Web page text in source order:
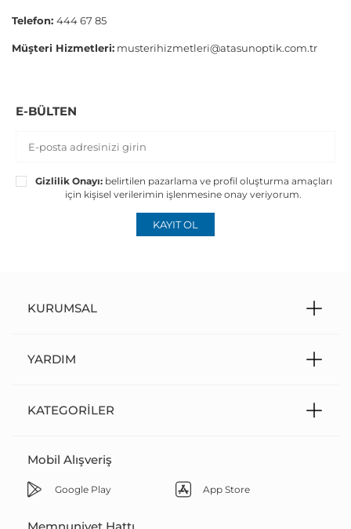
Telefon: 444 67 85
Müşteri Hizmetleri: musterihizmetleri@atasunoptik.com.tr
E-BÜLTEN
Gizlilik Onayı:belirtilen pazarlama ve profil oluşturma amaçları
için kişisel verilerimin işlenmesine onay veriyorum.
KAYIT OL
KURUMSAL
YARDIM
KATEGORILER
Mobil Alışveriş
Google Play App Store